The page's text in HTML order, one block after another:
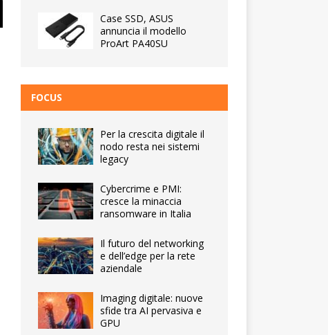
Case SSD, ASUS
annuncia il modello
ProArt PA40SU
FOCUS
Per la crescita digitale il
nodo resta nei sistemi
legacy
Cybercrime e PMI:
cresce la minaccia
ransomware in Italia
Il futuro del networking
e dell’edge per la rete
aziendale
Imaging digitale: nuove
sfide tra AI pervasiva e
GPU